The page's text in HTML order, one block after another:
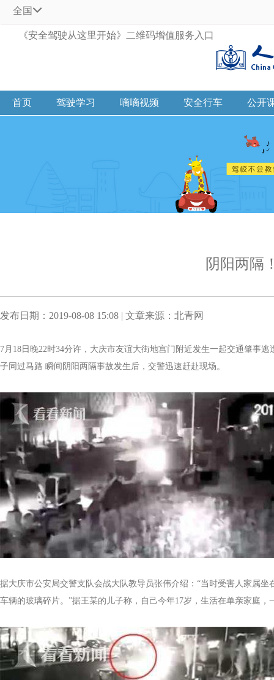
全国
《安全驾驶从这里开始》二维码增值服务入口
首页 驾驶学习 嘀嘀视频 安全行车 公开
阴阳两隔
发布日期：2019-08-08 15:08 | 文章来源：北青网
7月18日晚22时34分许，大庆市友谊大街地宫门附近发生一起交通肇事
子同过马路 瞬间阴阳两隔事故发生后，交警迅速赶赴现场。
据大庆市公安局交警支队会战大队教导员张伟介绍：“当时受害人家属
车辆的玻璃碎片。”据王某的儿子称，自己今年17岁，生活在单亲家庭，